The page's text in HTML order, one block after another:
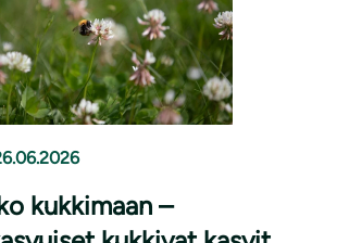
kukkimaan –